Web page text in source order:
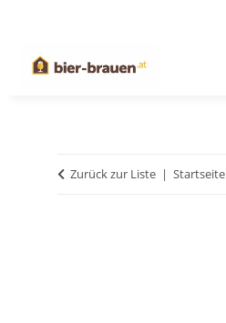
Zurück zur Liste Startseite